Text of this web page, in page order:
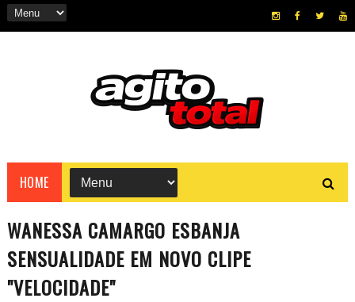
HOME
WANESSA CAMARGO ESBANJA
SENSUALIDADE EM NOVO CLIPE
"VELOCIDADE"